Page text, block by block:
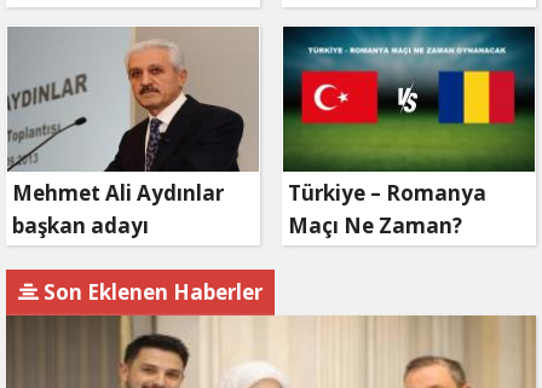
görevinden ayrıldı
verdi
Mehmet Ali Aydınlar
başkan adayı
Türkiye – Romanya
Maçı Ne Zaman?
Son Eklenen Haberler